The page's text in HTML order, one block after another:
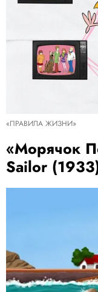
«ПРАВИЛА ЖИЗНИ»
«Морячок
Sailor